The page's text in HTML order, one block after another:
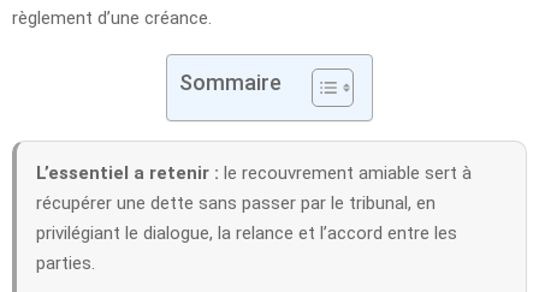
règlement d’une créance.
Sommaire
L’essentiel a retenir : le recouvrement amiable sert à
récupérer une dette sans passer par le tribunal, en
privilégiant le dialogue, la relance et l’accord entre les
parties.